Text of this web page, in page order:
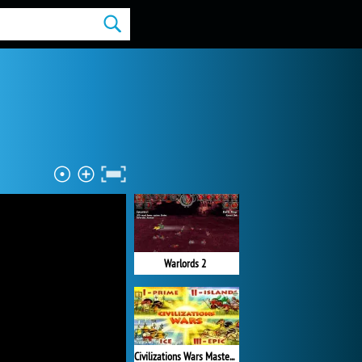
Warlords 2
Civilizations Wars Master Edition